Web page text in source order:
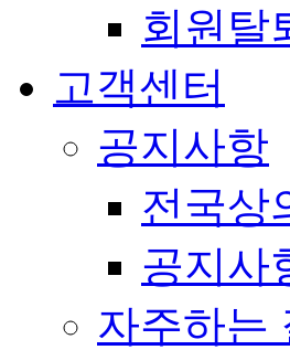
회원탈
고객센터
공지사항
전국상
공지사
자주하는